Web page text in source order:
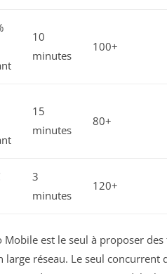
10
minutes
100+
15
minutes
80+
3
minutes
120+
Mobile est le seul à proposer
réseau. Le seul concurrent